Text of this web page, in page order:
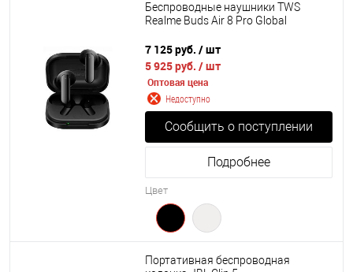
Беспроводные наушники TWS
Realme Buds Air 8 Pro Global
7 125 руб. / шт
5 925 руб. / шт
Оптовая цена
Недоступно
Сообщить о поступлении
Подробнее
Цвет
Портативная беспроводная